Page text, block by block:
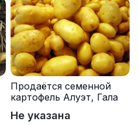
Продаётся семенной
картофель Алуэт, Гала
Не указана